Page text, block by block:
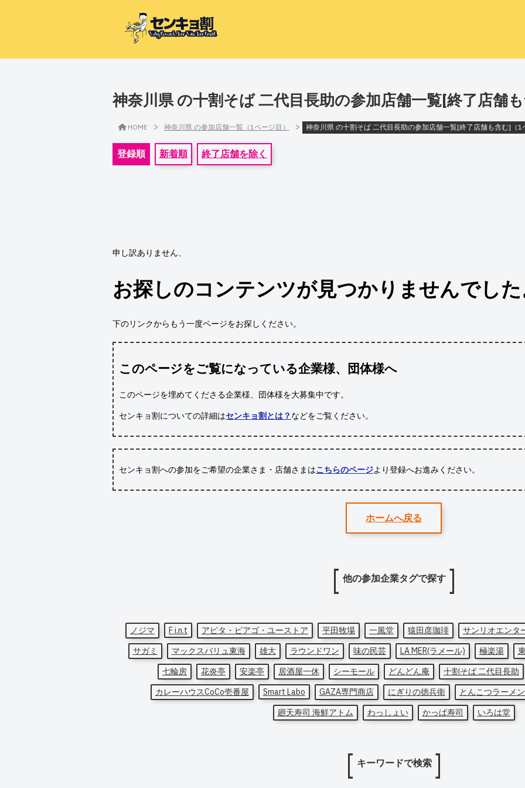
神奈川県 の十割そば 二代目長助の参加店舗一覧[終了店舗
HOME > 神奈川県 の参加店舗一覧（1ページ目） > 神奈川県 の十割そば 二代目長助の参加店舗一覧[終了店舗も含む]（1
登録順 新着順 終了店舗を除く
申し訳ありません、
お探しのコンテンツが見つかりませんでし
下のリンクからもう一度ページをお探しください。
このページをご覧になっている企業様、団体様へ
このページを埋めてくださる企業様、団体様を大募集中です。
センキョ割についての詳細はセンキョ割とは？ などをご覧ください。
センキョ割への参加をご希望の企業さま・店舗さまはこちらのページより登録へお進みください。
ホームへ戻る
他の参加企業タグで探す
ノジマ F i.n.t アピタ・ピアゴ・ユーストア 平田牧場 一風堂 猿田彦珈琲
サンリオエンタ
サガミ
マックスバリュ東海 雄大 ラウンドワン 味の民芸 LA MER(ラメール) 極楽湯
七輪房
花炎亭 安楽亭 居酒屋一休 シーモール どんどん庵
十割そば 二代目長助
カレーハウスCoCo壱番屋
Smart Labo GAZA専門商店 にぎりの徳兵衛
とんこつラーメ
廻天寿司 海鮮アトム
わっしょい かっぱ寿司 いろは堂
キーワードで検索